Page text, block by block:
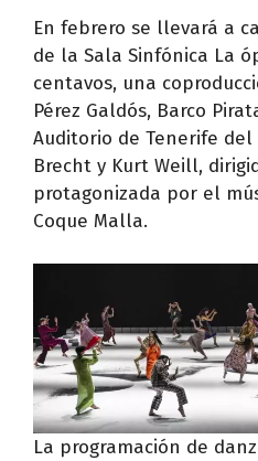
En febrero se llevará a
de la Sala Sinfónica La
centavos, una
Pérez Galdós, Barco
Auditorio de Tenerife
Brecht y Kurt Weill,
protagonizada por el
Coque Malla.
La programación de